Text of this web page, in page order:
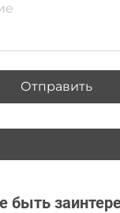
Отправить
быть